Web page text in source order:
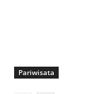
Pariwisata